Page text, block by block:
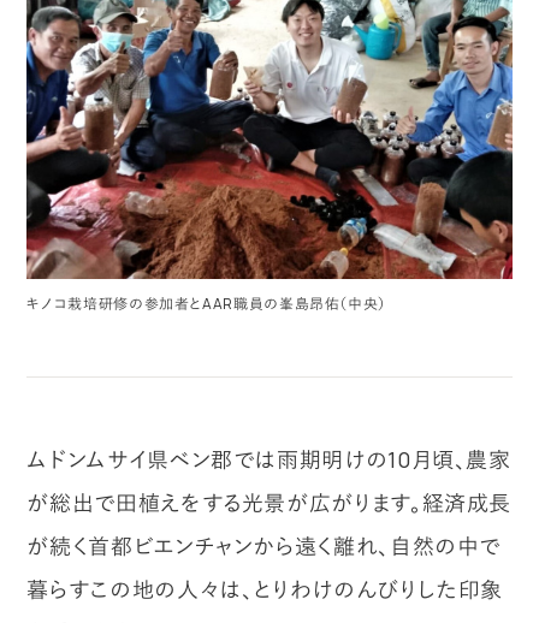
キノコ栽培研修の参加者とAAR職員の峯島昂佑（中央）
ムドンムサイ県ベン郡では雨期明けの10月頃、農家
が総出で田植えをする光景が広がります。経済成長
が続く首都ビエンチャンから遠く離れ、自然の中で
暮らすこの地の人々は、とりわけのんびりした印象